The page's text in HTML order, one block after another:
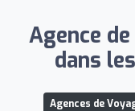
Agence
dans
Agences de